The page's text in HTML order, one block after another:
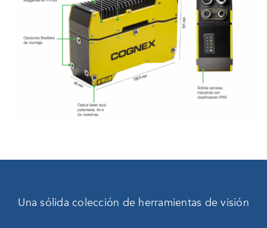
Una sólida colección de herramientas de visión